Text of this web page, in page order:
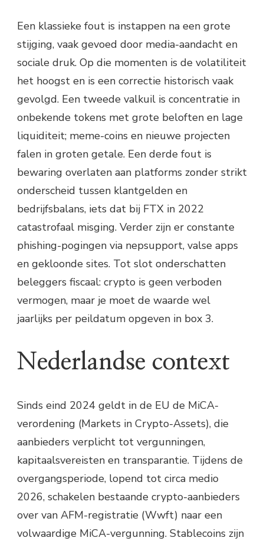
Een klassieke fout is instappen na een grote
stijging, vaak gevoed door media-aandacht en
sociale druk. Op die momenten is de volatiliteit
het hoogst en is een correctie historisch vaak
gevolgd. Een tweede valkuil is concentratie in
onbekende tokens met grote beloften en lage
liquiditeit; meme-coins en nieuwe projecten
falen in groten getale. Een derde fout is
bewaring overlaten aan platforms zonder strikt
onderscheid tussen klantgelden en
bedrijfsbalans, iets dat bij FTX in 2022
catastrofaal misging. Verder zijn er constante
phishing-pogingen via nepsupport, valse apps
en gekloonde sites. Tot slot onderschatten
beleggers fiscaal: crypto is geen verboden
vermogen, maar je moet de waarde wel
jaarlijks per peildatum opgeven in box 3.
Nederlandse context
Sinds eind 2024 geldt in de EU de MiCA-
verordening (Markets in Crypto-Assets), die
aanbieders verplicht tot vergunningen,
kapitaalsvereisten en transparantie. Tijdens de
overgangsperiode, lopend tot circa medio
2026, schakelen bestaande crypto-aanbieders
over van AFM-registratie (Wwft) naar een
volwaardige MiCA-vergunning. Stablecoins zijn